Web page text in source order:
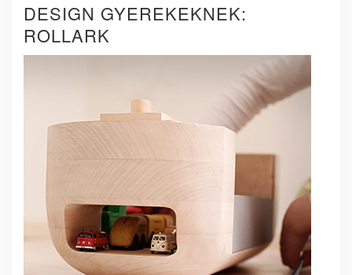
DESIGN GYEREKEKNEK:
ROLLARK